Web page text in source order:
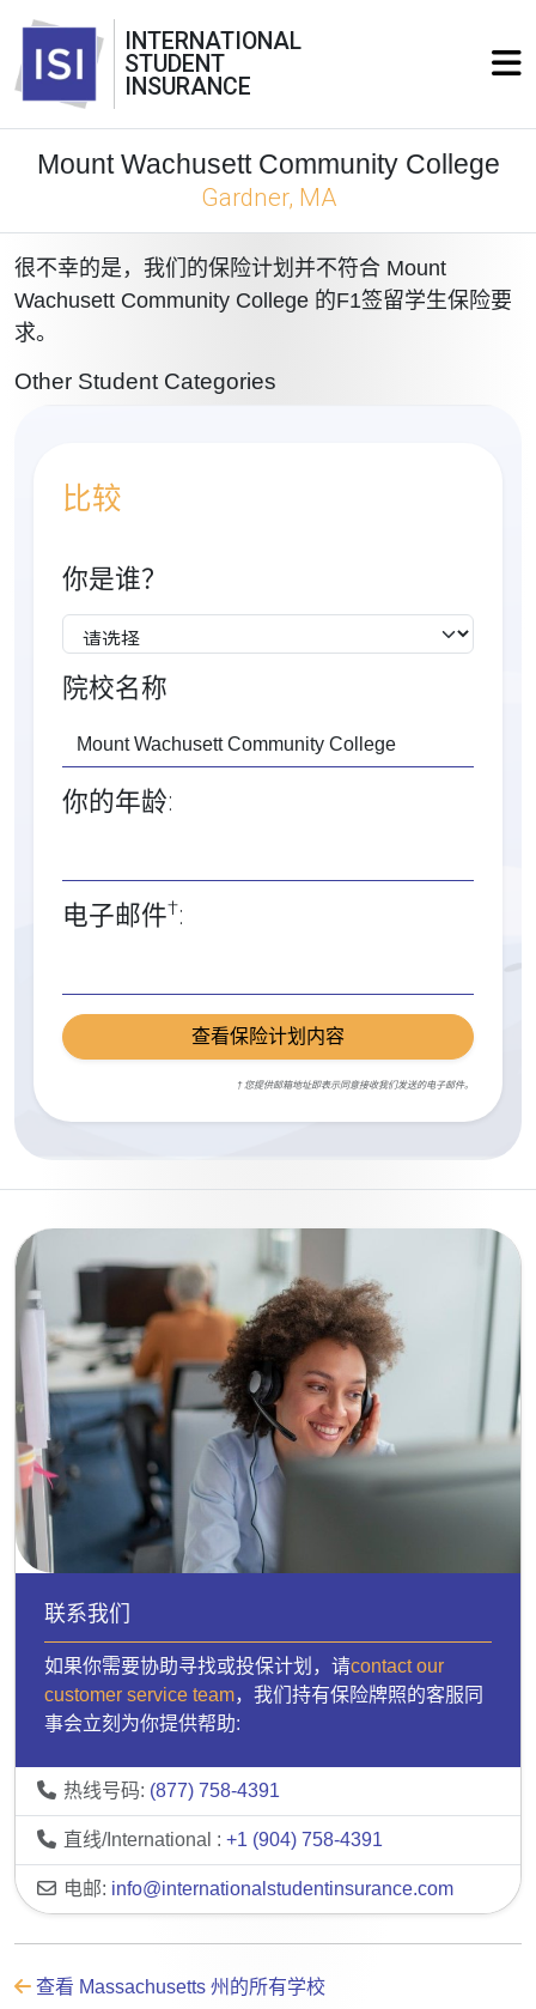
INTERNATIONAL
STUDENT
INSURANCE
Mount Wachusett Community College
Gardner, MA
很不幸的是，我们的保险计划并不符合 Mount
Wachusett Community College 的F1签留学生保险要
求。
Other Student Categories
比较
你是谁？
院校名称
你的年龄:
电子邮件†:
查看保险计划内容
† 您提供邮箱地址即表示同意接收我们发送的电子邮件。
联系我们
如果你需要协助寻找或投保计划，请contact our
customer service team，我们持有保险牌照的客服同
事会立刻为你提供帮助:
热线号码: (877) 758-4391
直线/International : +1 (904) 758-4391
电邮: info@internationalstudentinsurance.com
查看 Massachusetts 州的所有学校